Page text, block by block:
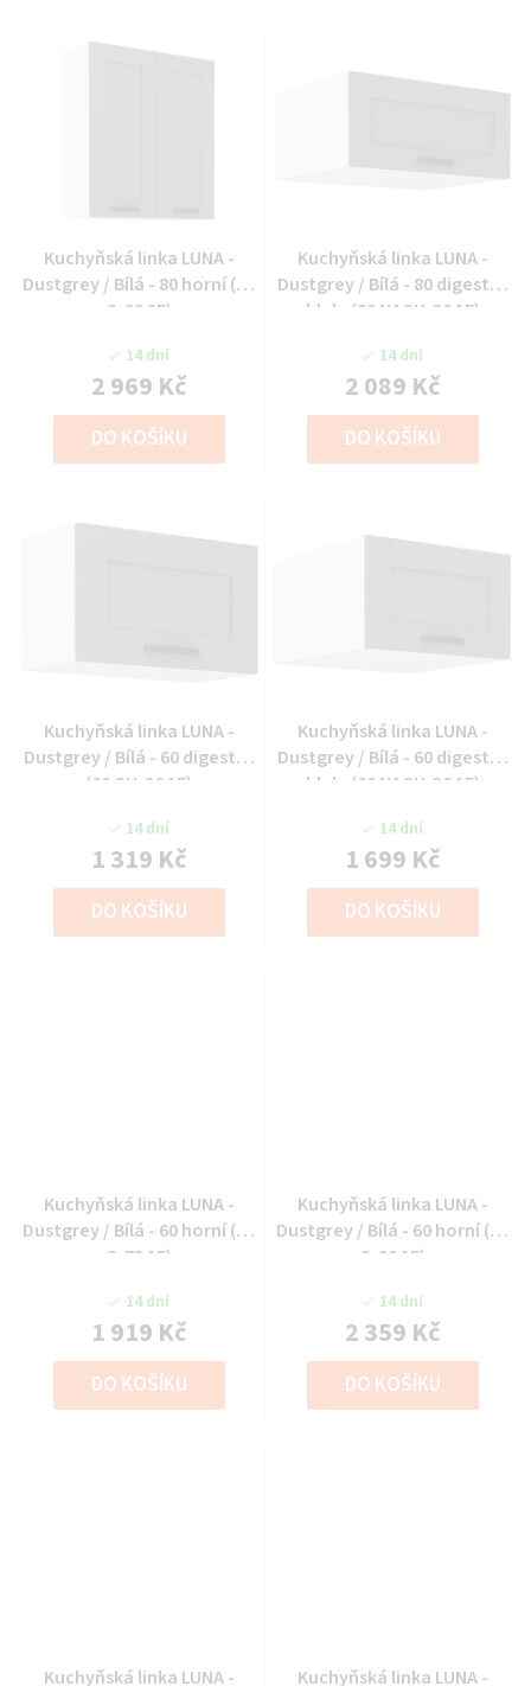
Kuchyňská linka LUNA -
Dustgrey / Bílá - 80 horní (80
G-90 2F)
14 dní
2 969 Kč
DO KOŠÍKU
Kuchyňská linka LUNA -
Dustgrey / Bílá - 80 digestoř
hlub. (80 NAGU-36 1F)
14 dní
2 089 Kč
DO KOŠÍKU
Kuchyňská linka LUNA -
Dustgrey / Bílá - 60 digestoř
(60 GU-36 1F)
14 dní
1 319 Kč
DO KOŠÍKU
Kuchyňská linka LUNA -
Dustgrey / Bílá - 60 digestoř
hlub. (60 NAGU-36 1F)
14 dní
1 699 Kč
DO KOŠÍKU
Kuchyňská linka LUNA -
Dustgrey / Bílá - 60 horní (60
G-72 1F)
14 dní
1 919 Kč
DO KOŠÍKU
Kuchyňská linka LUNA -
Dustgrey / Bílá - 60 horní (60
G-90 1F)
14 dní
2 359 Kč
DO KOŠÍKU
Kuchyňská linka LUNA - Kuchyňská linka LUNA -